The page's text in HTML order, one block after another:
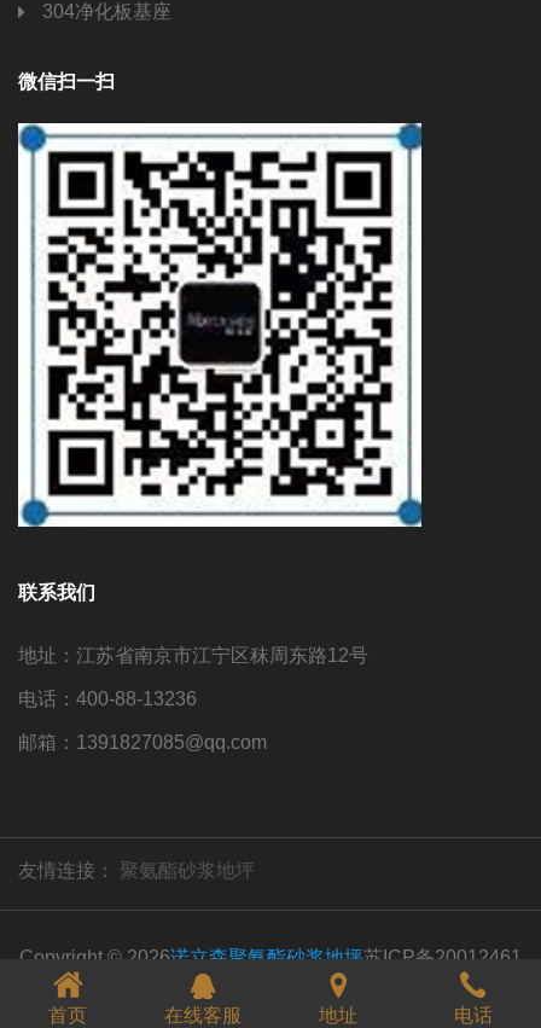
304净化板基座
微信扫一扫
联系我们
地址：江苏省南京市江宁区秣周东路12号
电话：400-88-13236
邮箱：1391827085@qq.com
友情连接： 聚氨酯砂浆地坪
Copyright © 2026诺立森聚氨酯砂浆地坪苏ICP备20012461
首页
在线客服 地址 电话